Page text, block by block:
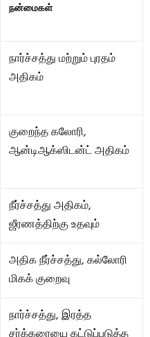
நன்மைகள்
நார்ச்சத்து மற்றும் புரதம்
அதிகம்
குறைந்த கலோரி,
ஆன்டிஆக்ஸிடன்ட் அதிகம்
நீர்ச்சத்து அதிகம்,
ஜீரணத்திற்கு உதவும்
அதிக நீர்ச்சத்து, கல்லோரி
மிகக் குறைவு
நார்ச்சத்து, இரத்த